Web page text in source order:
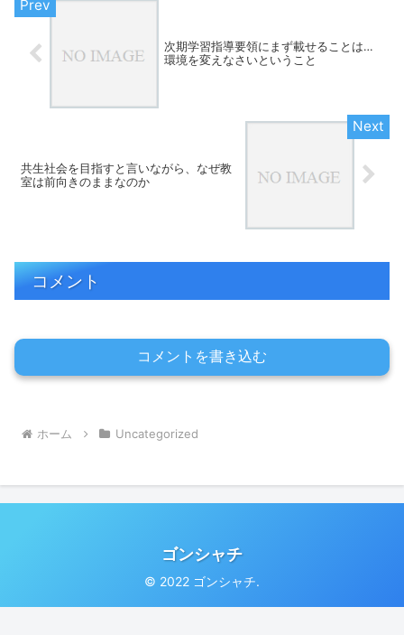
次期学習指導要領にまず載せることは…
環境を変えなさいということ
共生社会を目指すと言いながら、なぜ教
室は前向きのままなのか
コメント
コメントを書き込む
ホーム Uncategorized
ゴンシャチ
© 2022 ゴンシャチ.